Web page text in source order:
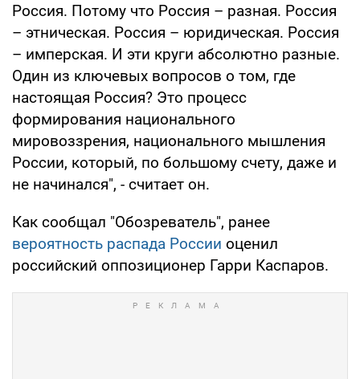
Россия. Потому что Россия – разная. Россия
– этническая. Россия – юридическая. Россия
– имперская. И эти круги абсолютно разные.
Один из ключевых вопросов о том, где
настоящая Россия? Это процесс
формирования национального
мировоззрения, национального мышления
России, который, по большому счету, даже и
не начинался", - считает он.
Как сообщал "Обозреватель", ранее
вероятность распада России оценил
российский оппозиционер Гарри Каспаров.